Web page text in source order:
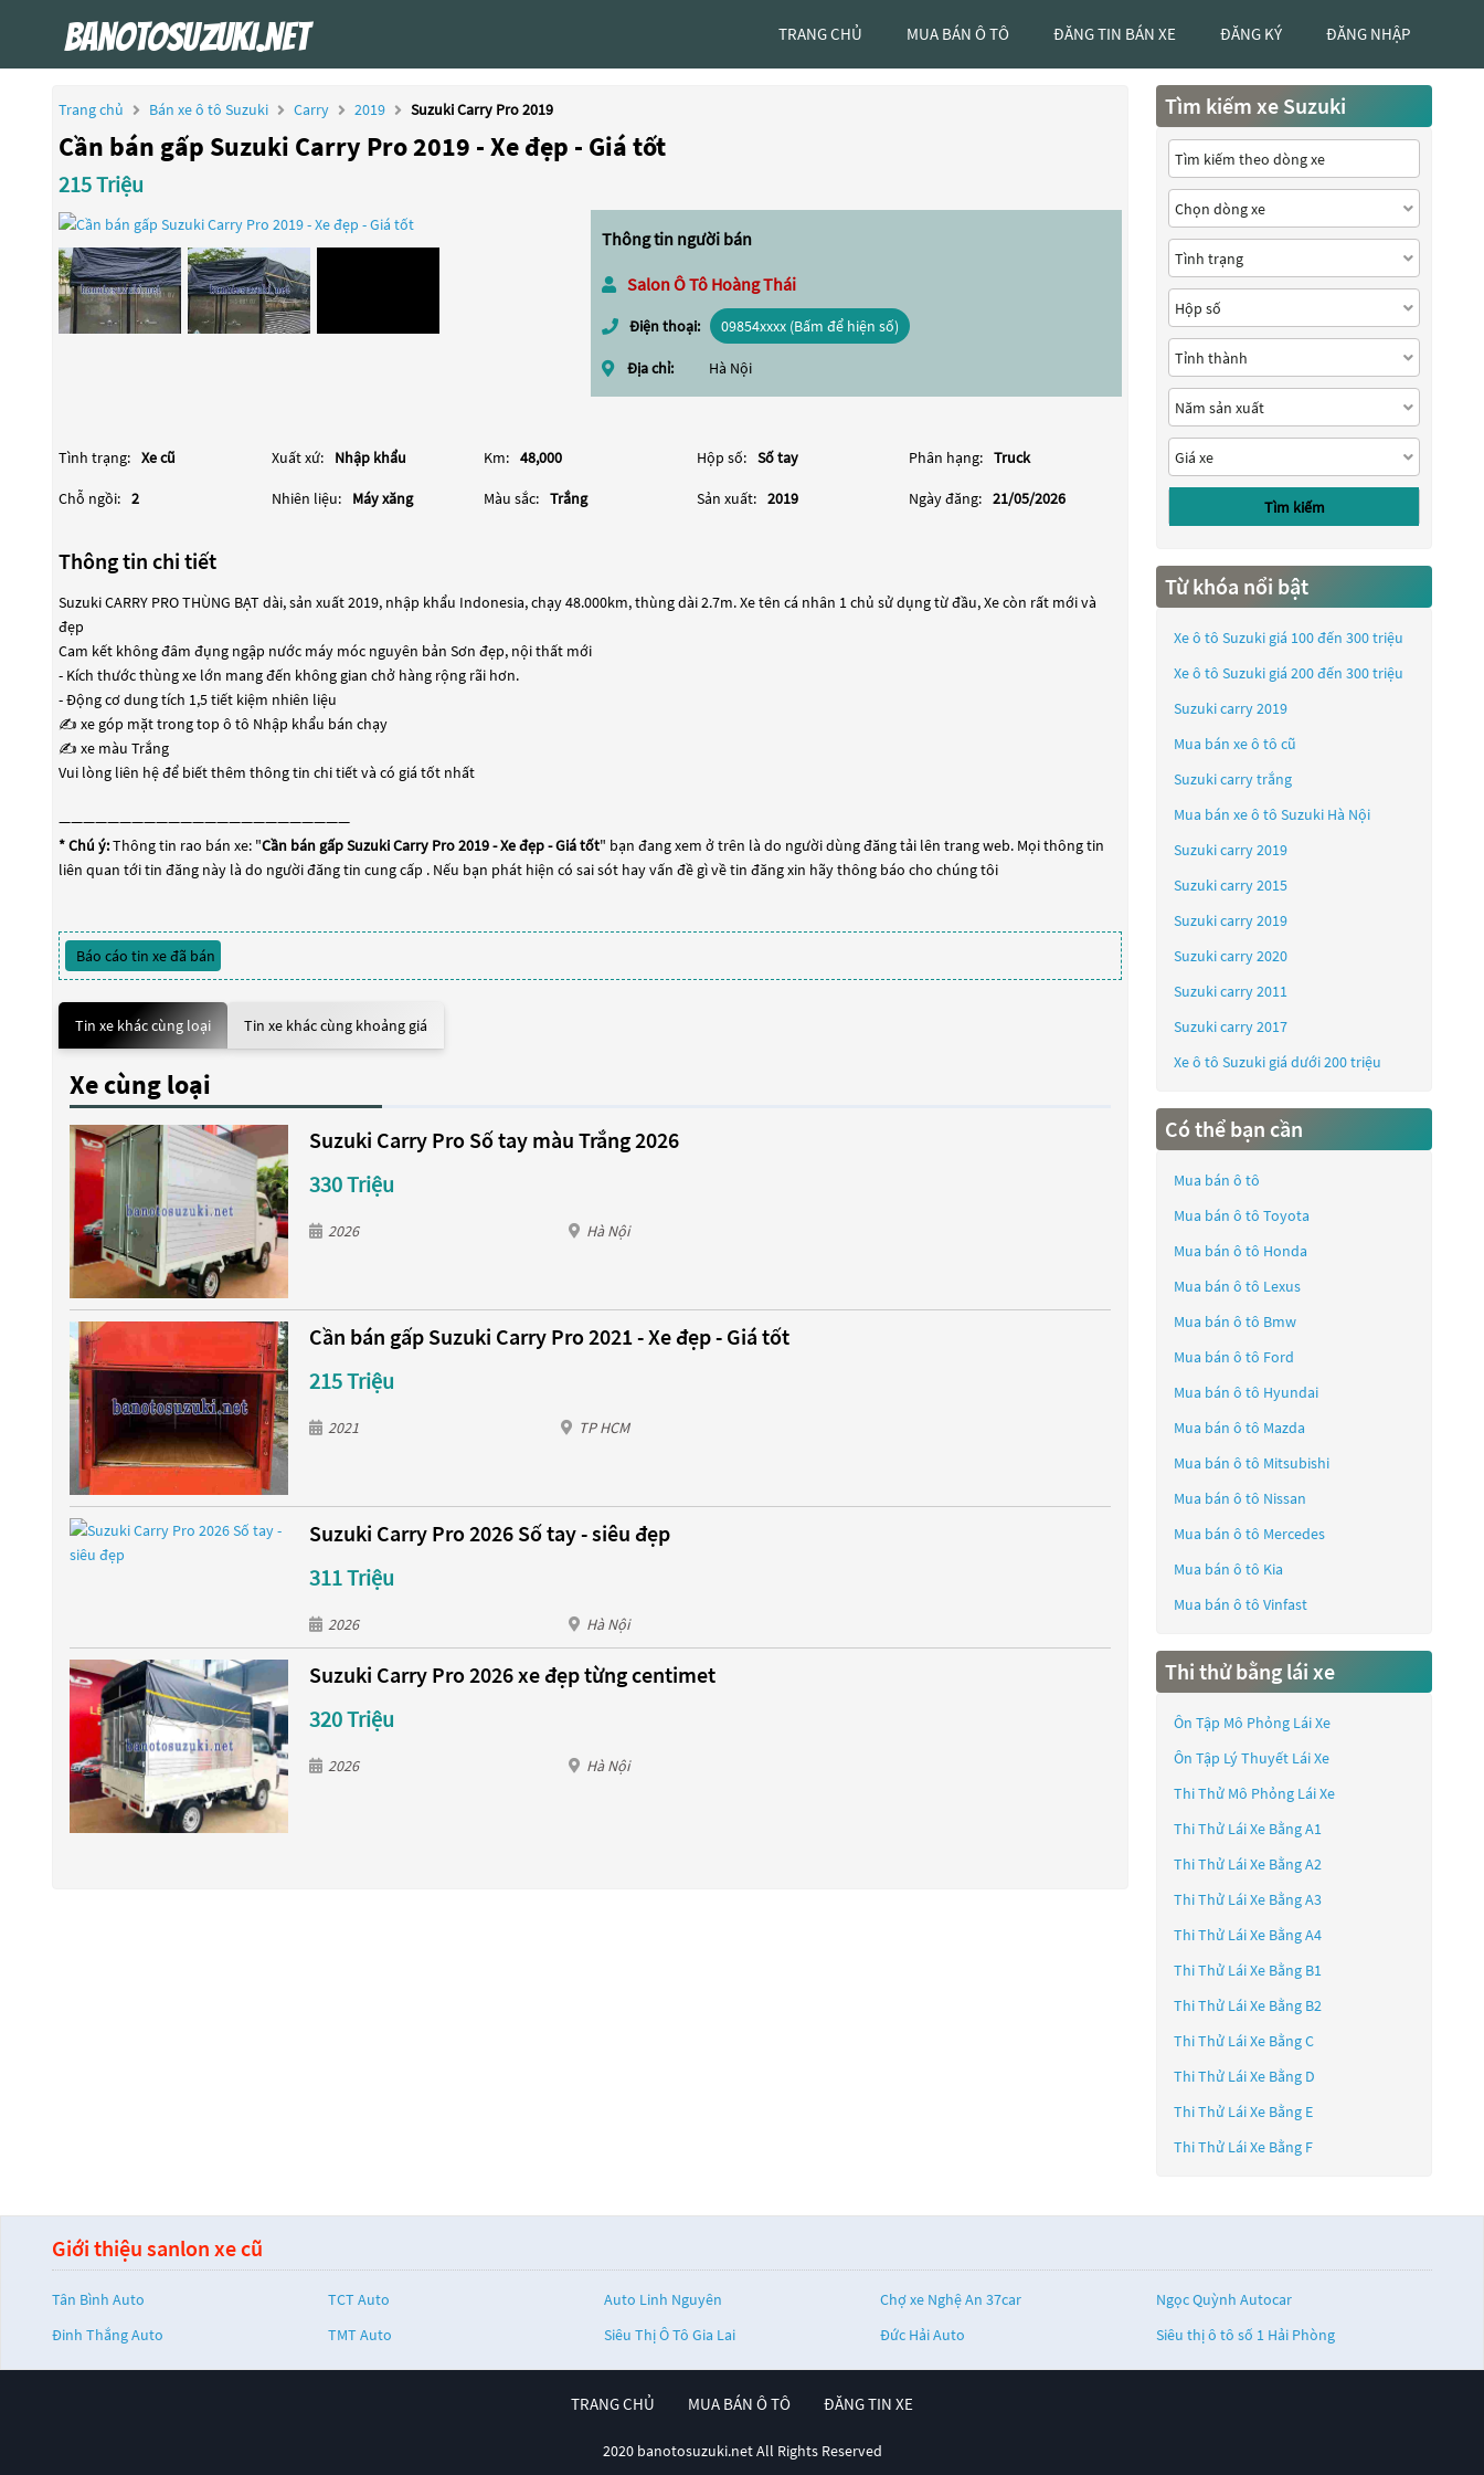
TRANG CHỦ MUA BÁN Ô TÔ ĐĂNG TIN BÁN XE ĐĂNG KÝ ĐĂNG NHẬP
Trang chủ Bán xe ô tô Suzuki Carry 2019 Suzuki Carry Pro 2019
Cần bán gấp Suzuki Carry Pro 2019 - Xe đẹp - Giá tốt
215 Triệu
Thông tin người bán
Salon Ô Tô Hoàng Thái
Điện thoại: 09854xxxx (Bấm để hiện số)
Địa chỉ: Hà Nội
Tình trạng: Xe cũ Xuất xứ: Nhập khẩu Km: 48,000 Hộp số: Số tay Phân hạng: Truck
Chỗ ngồi: 2 Nhiên liệu: Máy xăng Màu sắc: Trắng Sản xuất: 2019 Ngày đăng: 21/05/2026
Thông tin chi tiết
Suzuki CARRY PRO THÙNG BẠT dài, sản xuất 2019, nhập khẩu Indonesia, chạy 48.000km, thùng dài 2.7m. Xe tên cá nhân 1 chủ sử dụng từ đầu, Xe còn rất mới và
đẹp
Cam kết không đâm đụng ngập nước máy móc nguyên bản Sơn đẹp, nội thất mới
- Kích thước thùng xe lớn mang đến không gian chở hàng rộng rãi hơn.
- Động cơ dung tích 1,5 tiết kiệm nhiên liệu
✍ xe góp mặt trong top ô tô Nhập khẩu bán chạy
✍ xe màu Trắng
Vui lòng liên hệ để biết thêm thông tin chi tiết và có giá tốt nhất
————————————————————————
* Chú ý:Thông tin rao bán xe: "Cần bán gấp Suzuki Carry Pro 2019 - Xe đẹp - Giá tốt" bạn đang xem ở trên là do người dùng đăng tải lên trang web. Mọi thông tin
liên quan tới tin đăng này là do người đăng tin cung cấp . Nếu bạn phát hiện có sai sót hay vấn đề gì về tin đăng xin hãy thông báo cho chúng tôi
Báo cáo tin xe đã bán
Tin xe khác cùng loại Tin xe khác cùng khoảng giá
Xe cùng loại
Suzuki Carry Pro Số tay màu Trắng 2026
330 Triệu
2026 Hà Nội
Cần bán gấp Suzuki Carry Pro 2021 - Xe đẹp - Giá tốt
215 Triệu
2021 TP HCM
Suzuki Carry Pro 2026 Số tay - siêu đẹp
311 Triệu
2026 Hà Nội
Suzuki Carry Pro 2026 xe đẹp từng centimet
320 Triệu
2026 Hà Nội
Tìm kiếm xe Suzuki
Tìm kiếm
Từ khóa nổi bật
Xe ô tô Suzuki giá 100 đến 300 triệu
Xe ô tô Suzuki giá 200 đến 300 triệu
Suzuki carry 2019
Mua bán xe ô tô cũ
Suzuki carry trắng
Mua bán xe ô tô Suzuki Hà Nội
Suzuki carry 2019
Suzuki carry 2015
Suzuki carry 2019
Suzuki carry 2020
Suzuki carry 2011
Suzuki carry 2017
Xe ô tô Suzuki giá dưới 200 triệu
Có thể bạn cần
Mua bán ô tô
Mua bán ô tô Toyota
Mua bán ô tô Honda
Mua bán ô tô Lexus
Mua bán ô tô Bmw
Mua bán ô tô Ford
Mua bán ô tô Hyundai
Mua bán ô tô Mazda
Mua bán ô tô Mitsubishi
Mua bán ô tô Nissan
Mua bán ô tô Mercedes
Mua bán ô tô Kia
Mua bán ô tô Vinfast
Thi thử bằng lái xe
Ôn Tập Mô Phỏng Lái Xe
Ôn Tập Lý Thuyết Lái Xe
Thi Thử Mô Phỏng Lái Xe
Thi Thử Lái Xe Bằng A1
Thi Thử Lái Xe Bằng A2
Thi Thử Lái Xe Bằng A3
Thi Thử Lái Xe Bằng A4
Thi Thử Lái Xe Bằng B1
Thi Thử Lái Xe Bằng B2
Thi Thử Lái Xe Bằng C
Thi Thử Lái Xe Bằng D
Thi Thử Lái Xe Bằng E
Thi Thử Lái Xe Bằng F
Giới thiệu sanlon xe cũ
Tân Bình Auto TCT Auto Auto Linh Nguyên Chợ xe Nghệ An 37car
Ngọc Quỳnh Autocar
Đinh Thắng Auto
TMT Auto Siêu Thị Ô Tô Gia Lai Đức Hải Auto Siêu thị ô tô số 1 Hải Phòng
TRANG CHỦ MUA BÁN Ô TÔ ĐĂNG TIN XE
2020 banotosuzuki.net All Rights Reserved